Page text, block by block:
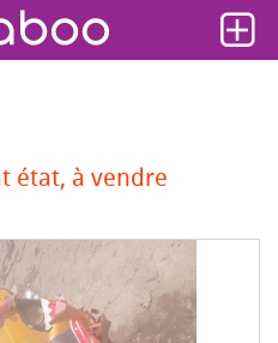
état, à vendre